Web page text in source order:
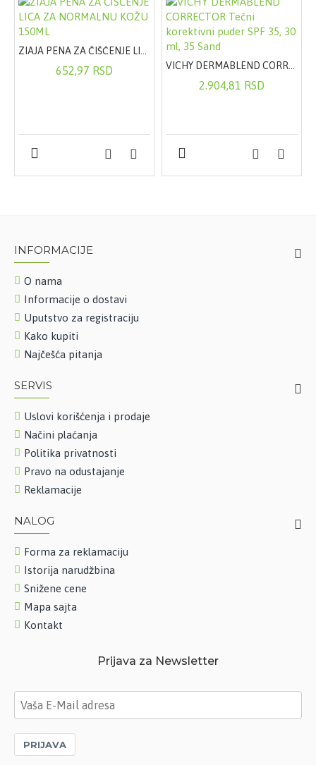
652,97 RSD VICHY DERMABLEND CORRECTOR Tečni korektivni puder SPF 35, 30 ml, 35 Sand
2.904,81 RSD
INFORMACIJE
O nama
Informacije o dostavi
Uputstvo za registraciju
Kako kupiti
Najčešća pitanja
SERVIS
Uslovi korišćenja i prodaje
Načini plaćanja
Politika privatnosti
Pravo na odustajanje
Reklamacije
NALOG
Forma za reklamaciju
Istorija narudžbina
Snižene cene
Mapa sajta
Kontakt
Prijava za Newsletter
PRIJAVA